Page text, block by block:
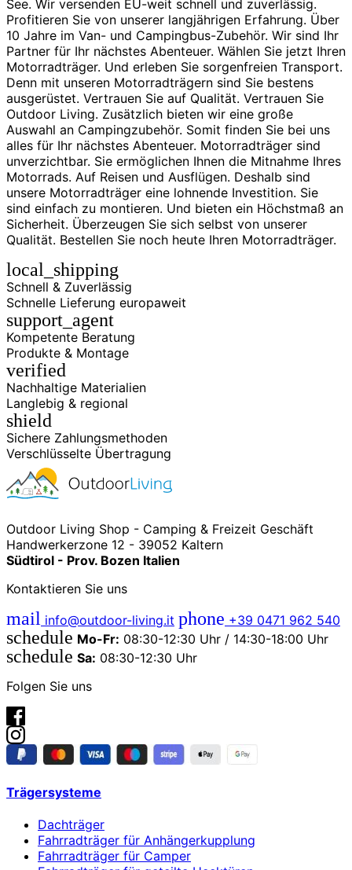
See. Wir versenden EU-weit schnell und zuverlässig.
Profitieren Sie von unserer langjährigen Erfahrung. Über
10 Jahre im Van- und Campingbus-Zubehör. Wir sind Ihr
Partner für Ihr nächstes Abenteuer. Wählen Sie jetzt Ihren
Motorradträger. Und erleben Sie sorgenfreien Transport.
Denn mit unseren Motorradträgern sind Sie bestens
ausgerüstet. Vertrauen Sie auf Qualität. Vertrauen Sie
Outdoor Living. Zusätzlich bieten wir eine große
Auswahl an Campingzubehör. Somit finden Sie bei uns
alles für Ihr nächstes Abenteuer. Motorradträger sind
unverzichtbar. Sie ermöglichen Ihnen die Mitnahme Ihres
Motorrads. Auf Reisen und Ausflügen. Deshalb sind
unsere Motorradträger eine lohnende Investition. Sie
sind einfach zu montieren. Und bieten ein Höchstmaß an
Sicherheit. Überzeugen Sie sich selbst von unserer
Qualität. Bestellen Sie noch heute Ihren Motorradträger.
local_shipping
Schnell & Zuverlässig
Schnelle Lieferung europaweit
support_agent
Kompetente Beratung
Produkte & Montage
verified
Nachhaltige Materialien
Langlebig & regional
shield
Sichere Zahlungsmethoden
Verschlüsselte Übertragung
Outdoor Living Shop - Camping & Freizeit Geschäft
Handwerkerzone 12 - 39052 Kaltern
Südtirol - Prov. Bozen Italien
Kontaktieren Sie uns
mail info@outdoor-living.it phone +39 0471 962 540
schedule Mo-Fr: 08:30-12:30 Uhr / 14:30-18:00 Uhr
schedule Sa: 08:30-12:30 Uhr
Folgen Sie uns
Trägersysteme
Dachträger
Fahrradträger für Anhängerkupplung
Fahrradträger für Camper